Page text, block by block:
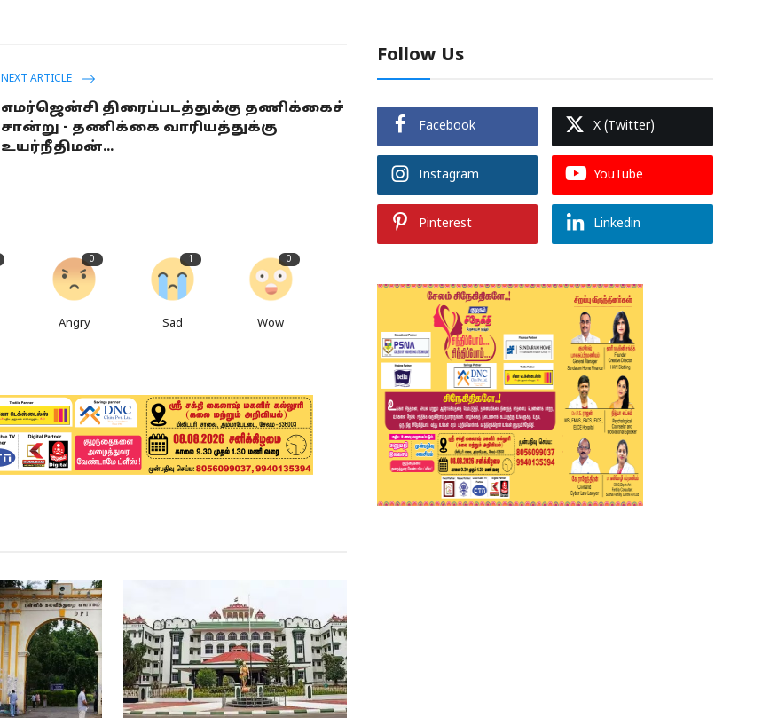
NEXT ARTICLE
எமர்ஜென்சி திரைப்படத்துக்கு தணிக்கைச்
சான்று - தணிக்கை வாரியத்துக்கு
உயர்நீதிமன்...
0
Angry
1
Sad
0
Wow
Follow Us
Facebook X (Twitter)
Instagram YouTube
Pinterest Linkedin